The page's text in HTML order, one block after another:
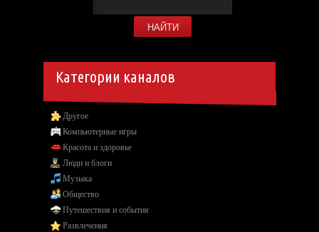
Категории каналов
Другое
Компьютерные игры
Красота и здоровье
Люди и блоги
Музыка
Общество
Путешествия и события
Развлечения